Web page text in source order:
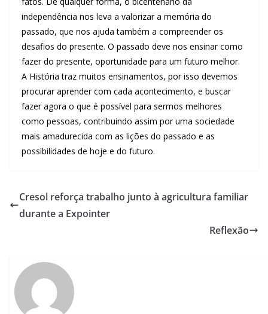
independência nos leva a valorizar a memória do
passado, que nos ajuda também a compreender os
desafios do presente. O passado deve nos ensinar como
fazer do presente, oportunidade para um futuro melhor.
A História traz muitos ensinamentos, por isso devemos
procurar aprender com cada acontecimento, e buscar
fazer agora o que é possível para sermos melhores
como pessoas, contribuindo assim por uma sociedade
mais amadurecida com as lições do passado e as
possibilidades de hoje e do futuro.
Cresol reforça trabalho junto à agricultura familiar
durante a Expointer
Reflexão